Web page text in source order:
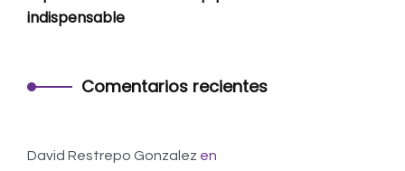
indispensable
Comentarios recientes
David Restrepo Gonzalez en